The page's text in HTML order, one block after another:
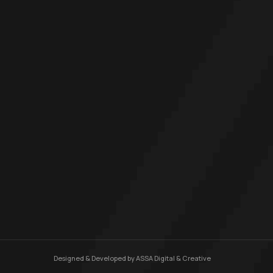
Designed & Developed byASSA Digital & Creative